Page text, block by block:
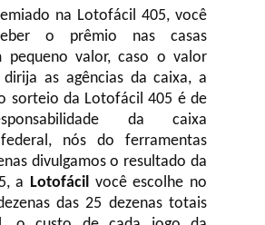
na Lotofácil 405, você
o prêmio nas casas
pequeno valor, caso o valor
as agências da caixa, a
sorteio da Lotofácil 405 é de
da caixa
nós do ferramentas
divulgamos o resultado da
a Lotofácil você escolhe no
das 25 dezenas totais